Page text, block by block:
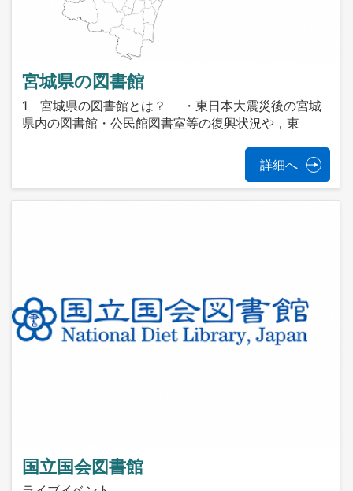
宮城県の図書館
1 宮城県の図書館とは？ ・東日本大震災後の宮城
県内の図書館・公民館図書室等の復興状況や，東
詳細へ
国立国会図書館